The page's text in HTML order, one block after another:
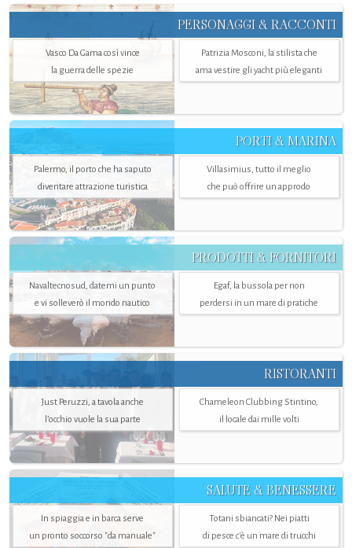
PERSONAGGI & RACCONTI
Vasco Da Gama così vince
la guerra delle spezie
Patrizia Mosconi, la stilista che
ama vestire gli yacht più eleganti
PORTI & MARINA
Palermo, il porto che ha saputo
diventare attrazione turistica
Villasimius, tutto il meglio
che può offrire un approdo
PRODOTTI & FORNITORI
Navaltecnosud, datemi un punto
e vi solleverò il mondo nautico
Egaf, la bussola per non
perdersi in un mare di pratiche
RISTORANTI
Just Peruzzi, a tavola anche
l’occhio vuole la sua parte
Chameleon Clubbing Stintino,
il locale dai mille volti
SALUTE & BENESSERE
In spiaggia e in barca serve
un pronto soccorso "da manuale"
Totani sbiancati? Nei piatti
di pesce c'è un mare di trucchi